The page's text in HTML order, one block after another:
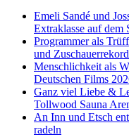
umschlungen
Emeli Sandé und
Extraklasse auf dem
Programmer als
und
Menschlichkeit als
Deutschen Films
Ganz viel Liebe &
Tollwood Sauna
An Inn und Etsch
radeln